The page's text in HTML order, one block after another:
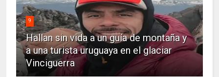
9
Hallan sin vida a un guía de montaña y
a una turista uruguaya en el glaciar
Vinciguerra